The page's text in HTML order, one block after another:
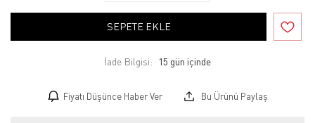
SEPETE EKLE
İade Bilgisi:
Fiyatı Düşünce Haber Ver Bu Ürünü Paylaş